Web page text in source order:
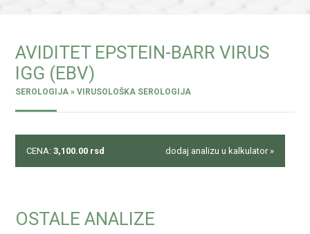
AVIDITET EPSTEIN-BARR VIRUS
IGG (EBV)
SEROLOGIJA » VIRUSOLOŠKA SEROLOGIJA
CENA: 3,100.00 rsd dodaj analizu u kalkulator »
OSTALE ANALIZE